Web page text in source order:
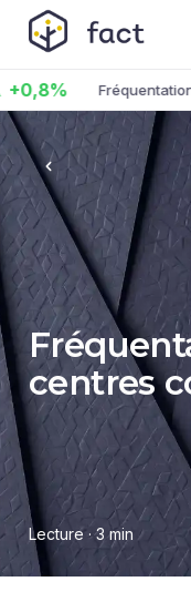
centres
Lecture · 3 min